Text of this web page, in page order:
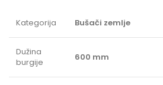
Kategorija Bušači zemlje
Dužina
burgije
600 mm